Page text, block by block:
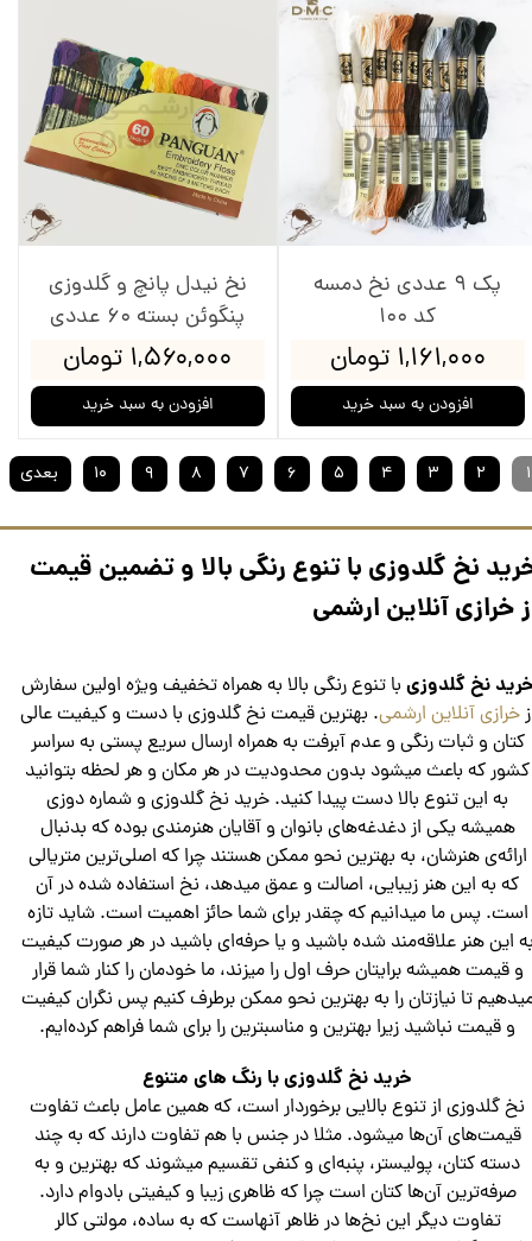
پک 9 عددی نخ دمسه
کد 100
۱,۱۶۱,۰۰۰ تومان
افزودن به سبد خرید
نخ نیدل پانچ و گلدوزی
پنگوئن بسته 60 عددی
۱,۵۶۰,۰۰۰ تومان
افزودن به سبد خرید
۱ ۲ ۳ ۴ ۵ ۶ ۷ ۸ ۹ ۱۰ بعدی
نخ گلدوزی با تنوع رنگی بالا به همراه تخفیف ویژه اولین سفارش
خرازی آنلاین ارشمی. بهترین قیمت نخ گلدوزی با دست و کیفیت عالی
کتان و ثبات رنگی و عدم آبرفت به همراه ارسال سریع پستی به سراسر
کشور که باعث میشود بدون محدودیت در هر مکان و هر لحظه بتوانید
به این تنوع بالا دست پیدا کنید. خرید نخ گلدوزی و شماره د‌وزی
همیشه یکی از دغدغه‌های بانوان و آقایان هنرمندی بوده که بدنبال
ارائه‌ی هنرشان، به بهترین نحو ممکن هستند چرا که اصلی‌ترین متریالی
که به این هنر زیبایی، اصالت و عمق میدهد، نخ استفاده شده در آن
است. پس ما میدانیم که چقدر برای شما حائز اهمیت است. شاید تازه
این هنر علاقه‌مند شده باشید و یا حرفه‌ای باشید در هر صورت کیفیت
و قیمت همیشه برایتان حرف اول را میزند، ما خودمان را کنار شما قرار
تا نیازتان را به بهترین نحو ممکن برطرف کنیم پس نگران کیفیت
و قیمت نباشید زیرا بهترین و مناسبترین را برای شما فراهم کرده‌ایم.
خرید نخ گلدوزی با رنگ های متنوع
نخ‌ گلدوزی از تنوع بالایی برخوردار است، که همین عامل باعث تفاوت
قیمت‌های آن‌ها میشود. مثلا در جنس با هم تفاوت دارند که به چند
دسته کتان، پولیستر، پنبه‌ای و کنفی تقسیم میشوند که بهترین و به
صرفه‌ترین آن‌ها کتان است چرا که ظاهری زیبا و کیفیتی بادوام دارد.
تفاوت دیگر این نخ‌ها در ظاهر آنهاست که به ساده، مولتی کالر
نخ گلدوزی با تنوع رنگی بالا و تضمین قیمت
خرازی آنلاین ارشمی